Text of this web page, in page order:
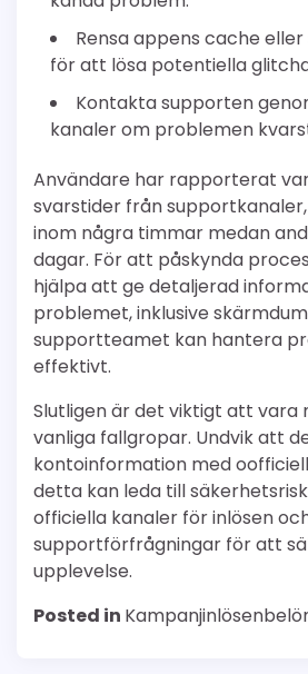
Rensa appens cache
för att lösa potentiella
Kontakta supporten
kanaler om problemen
Användare har rapporterat
svarstider från
inom några timmar medan
dagar. För att påskynda
hjälpa att ge detaljerad
problemet, inklusive
supportteamet kan hantera
effektivt.
Slutligen är det viktigt att vara
vanliga fallgropar. Undvik att
kontoinformation med
detta kan leda till
officiella kanaler för inlösen
supportförfrågningar för att
upplevelse.
Posted in